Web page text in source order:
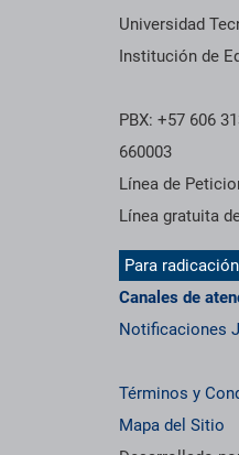
Universidad
Institución de
PBX: +57 606
660003
Línea de
Línea gratuita
Para
Canales de
Notificaciones
Términos y
Mapa del Sitio